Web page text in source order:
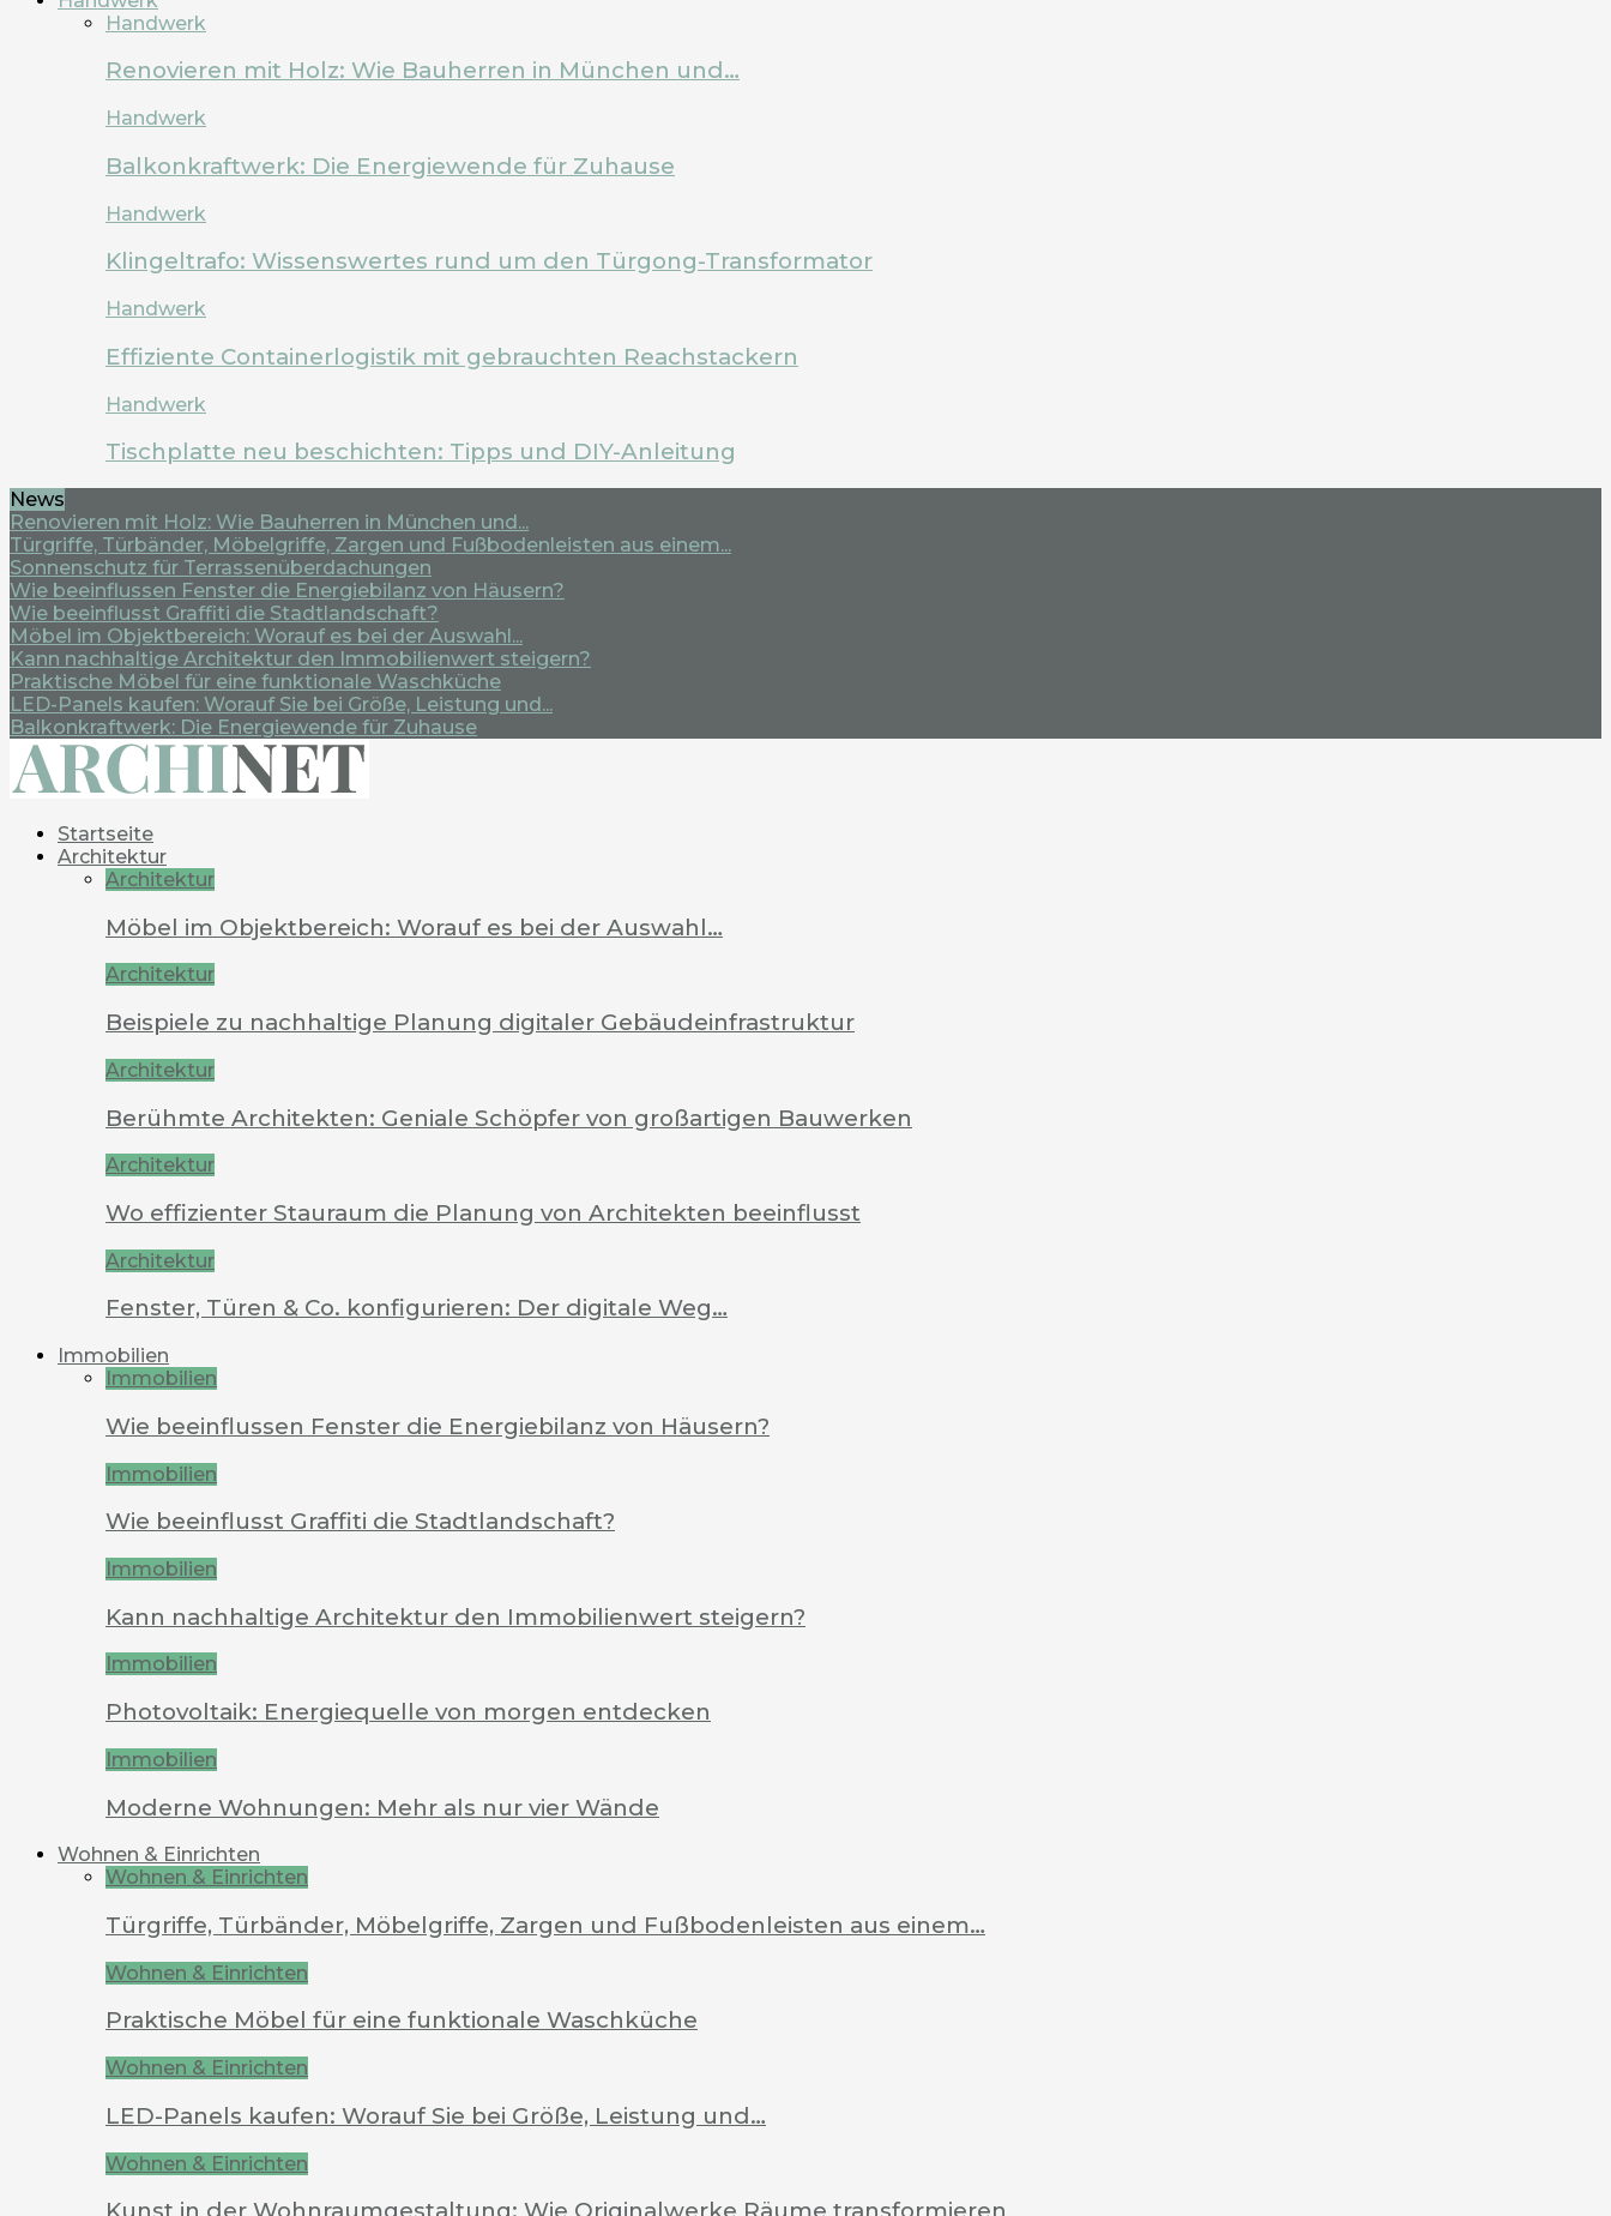
Handwerk
Renovieren mit Holz: Wie Bauherren in München und…
Handwerk
Balkonkraftwerk: Die Energiewende für Zuhause
Handwerk
Klingeltrafo: Wissenswertes rund um den Türgong-Transformator
Handwerk
Effiziente Containerlogistik mit gebrauchten Reachstackern
Handwerk
Tischplatte neu beschichten: Tipps und DIY-Anleitung
News
Renovieren mit Holz: Wie Bauherren in München und...
Türgriffe, Türbänder, Möbelgriffe, Zargen und Fußbodenleisten aus einem...
Sonnenschutz für Terrassenüberdachungen
Wie beeinflussen Fenster die Energiebilanz von Häusern?
Wie beeinflusst Graffiti die Stadtlandschaft?
Möbel im Objektbereich: Worauf es bei der Auswahl...
Kann nachhaltige Architektur den Immobilienwert steigern?
Praktische Möbel für eine funktionale Waschküche
LED-Panels kaufen: Worauf Sie bei Größe, Leistung und...
Balkonkraftwerk: Die Energiewende für Zuhause
Startseite
Architektur
Architektur
Möbel im Objektbereich: Worauf es bei der Auswahl…
Architektur
Beispiele zu nachhaltige Planung digitaler Gebäudeinfrastruktur
Architektur
Berühmte Architekten: Geniale Schöpfer von großartigen Bauwerken
Architektur
Wo effizienter Stauraum die Planung von Architekten beeinflusst
Architektur
Fenster, Türen & Co. konfigurieren: Der digitale Weg…
Immobilien
Immobilien
Wie beeinflussen Fenster die Energiebilanz von Häusern?
Immobilien
Wie beeinflusst Graffiti die Stadtlandschaft?
Immobilien
Kann nachhaltige Architektur den Immobilienwert steigern?
Immobilien
Photovoltaik: Energiequelle von morgen entdecken
Immobilien
Moderne Wohnungen: Mehr als nur vier Wände
Wohnen & Einrichten
Wohnen & Einrichten
Türgriffe, Türbänder, Möbelgriffe, Zargen und Fußbodenleisten aus einem…
Wohnen & Einrichten
Praktische Möbel für eine funktionale Waschküche
Wohnen & Einrichten
LED-Panels kaufen: Worauf Sie bei Größe, Leistung und…
Wohnen & Einrichten